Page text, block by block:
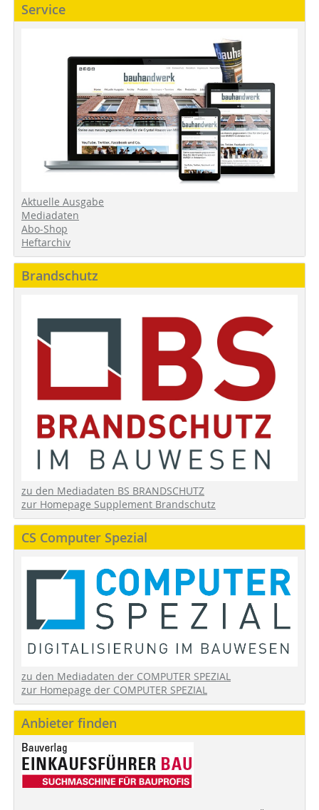
Service
Aktuelle Ausgabe
Mediadaten
Abo-Shop
Heftarchiv
Brandschutz
zu den Mediadaten BS BRANDSCHUTZ
zur Homepage Supplement Brandschutz
CS Computer Spezial
zu den Mediadaten der COMPUTER SPEZIAL
zur Homepage der COMPUTER SPEZIAL
Anbieter finden